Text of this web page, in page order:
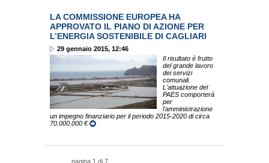
LA COMMISSIONE EUROPEA HA
APPROVATO IL PIANO DI AZIONE PER
L’ENERGIA SOSTENIBILE DI CAGLIARI
29 gennaio 2015, 12:46
Il risultato è frutto
del grande lavoro
dei servizi
comunali.
L'attuazione del
PAES comporterà
per
l'amministrazione
un impegno finanziario per il periodo 2015-2020 di circa
70.000.000 €
pagina 1 di 7